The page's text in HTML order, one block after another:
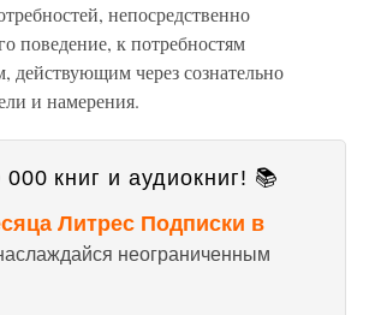
непосредственно
поведение, к потребностям
действующим через сознательно
и намерения.
книг и аудиокниг! 📚
Литрес Подписки в
неограниченным